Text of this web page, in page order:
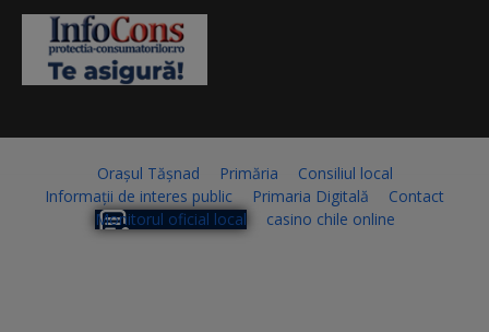
Orașul Tășnad Primăria
Consiliul local
Informații de interes public
Primaria Digitală
Contact
Monitorul oficial local
casino chile online